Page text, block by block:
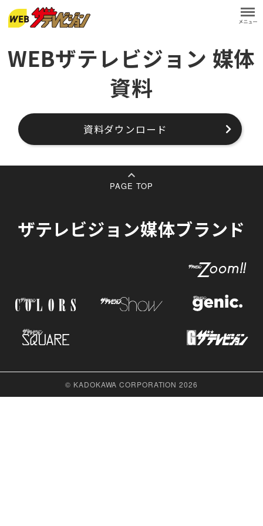
WEBザテレビジョン 媒体
資料
資料ダウンロード
PAGE TOP
ザテレビジョン媒体ブランド
© KADOKAWA CORPORATION 2026